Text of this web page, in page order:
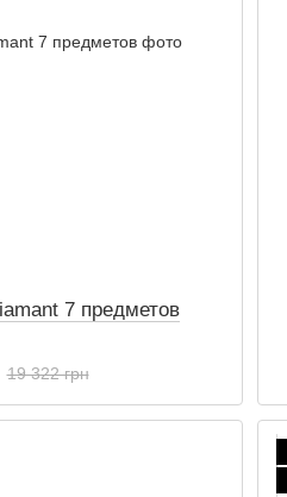
7 предметов
19 322 грн